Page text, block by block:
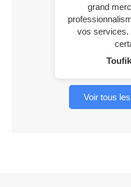
grand
vos services.
Voir tous